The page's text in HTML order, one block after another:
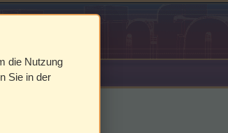
die Nutzung
Sie in der